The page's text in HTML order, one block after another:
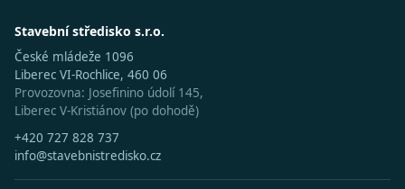
Stavební středisko s.r.o.
České mládeže 1096
Liberec VI-Rochlice, 460 06
Provozovna: Josefinino údolí 145,
Liberec V-Kristiánov (po dohodě)
+420 727 828 737
info@stavebnistredisko.cz